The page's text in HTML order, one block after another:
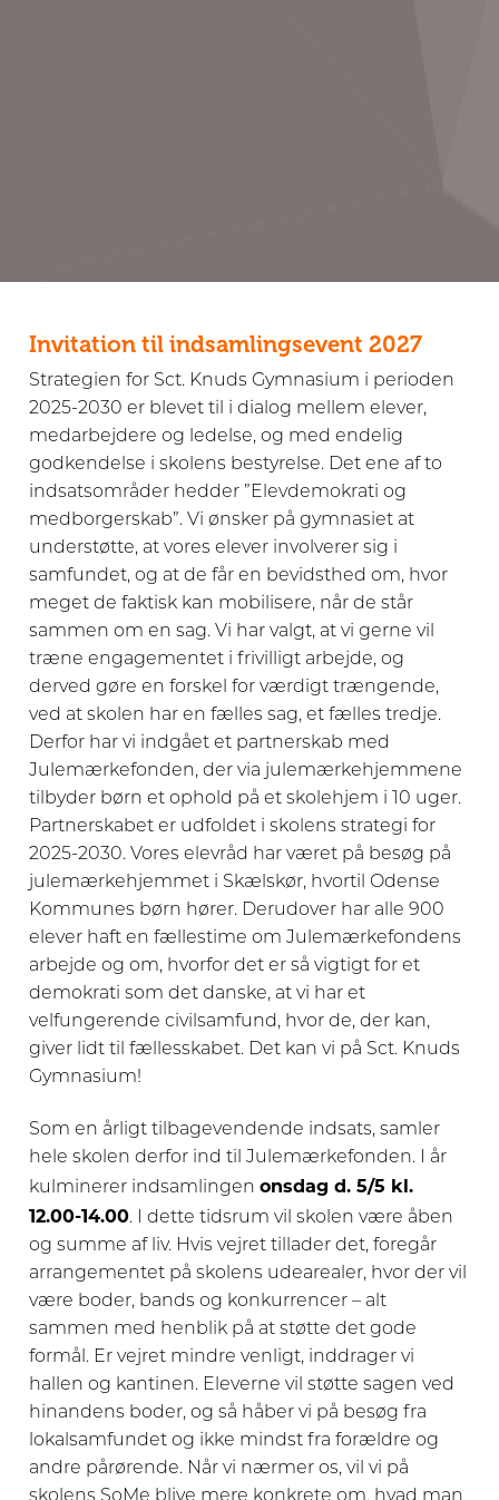
Invitation til indsamlingsevent 2027
Strategien for Sct. Knuds Gymnasium i perioden
2025-2030 er blevet til i dialog mellem elever,
medarbejdere og ledelse, og med endelig
godkendelse i skolens bestyrelse. Det ene af to
indsatsområder hedder ”Elevdemokrati og
medborgerskab”. Vi ønsker på gymnasiet at
understøtte, at vores elever involverer sig i
samfundet, og at de får en bevidsthed om, hvor
meget de faktisk kan mobilisere, når de står
sammen om en sag. Vi har valgt, at vi gerne vil
træne engagementet i frivilligt arbejde, og
derved gøre en forskel for værdigt trængende,
ved at skolen har en fælles sag, et fælles tredje.
Derfor har vi indgået et partnerskab med
Julemærkefonden, der via julemærkehjemmene
tilbyder børn et ophold på et skolehjem i 10 uger.
Partnerskabet er udfoldet i skolens strategi for
2025-2030. Vores elevråd har været på besøg på
julemærkehjemmet i Skælskør, hvortil Odense
Kommunes børn hører. Derudover har alle 900
elever haft en fællestime om Julemærkefondens
arbejde og om, hvorfor det er så vigtigt for et
demokrati som det danske, at vi har et
velfungerende civilsamfund, hvor de, der kan,
giver lidt til fællesskabet. Det kan vi på Sct. Knuds
Gymnasium!
Som en årligt tilbagevendende indsats, samler
hele skolen derfor ind til Julemærkefonden. I år
kulminerer indsamlingen onsdag d. 5/5 kl.
12.00-14.00. I dette tidsrum vil skolen være åben
og summe af liv. Hvis vejret tillader det, foregår
arrangementet på skolens udearealer, hvor der vil
være boder, bands og konkurrencer – alt
sammen med henblik på at støtte det gode
formål. Er vejret mindre venligt, inddrager vi
hallen og kantinen. Eleverne vil støtte sagen ved
hinandens boder, og så håber vi på besøg fra
lokalsamfundet og ikke mindst fra forældre og
andre pårørende. Når vi nærmer os, vil vi på